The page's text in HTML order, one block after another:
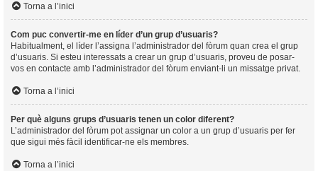
Torna a l’inici
Com puc convertir-me en líder d’un grup d’usuaris?
Habitualment, el líder l’assigna l’administrador del fòrum quan crea el grup
d’usuaris. Si esteu interessats a crear un grup d’usuaris, proveu de posar-
vos en contacte amb l’administrador del fòrum enviant-li un missatge privat.
Torna a l’inici
Per què alguns grups d’usuaris tenen un color diferent?
L’administrador del fòrum pot assignar un color a un grup d’usuaris per fer
que sigui més fàcil identificar-ne els membres.
Torna a l’inici